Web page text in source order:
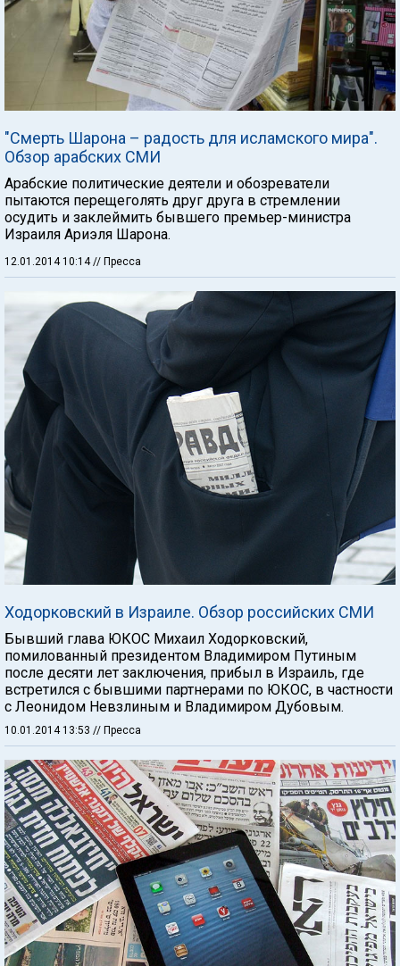
"Смерть Шарона – радость для исламского мира".
Обзор арабских СМИ
Арабские политические деятели и обозреватели
пытаются перещеголять друг друга в стремлении
осудить и заклеймить бывшего премьер-министра
Израиля Ариэля Шарона.
12.01.2014 10:14// Пресса
Ходорковский в Израиле. Обзор российских СМИ
Бывший глава ЮКОС Михаил Ходорковский,
помилованный президентом Владимиром Путиным
после десяти лет заключения, прибыл в Израиль, где
встретился с бывшими партнерами по ЮКОС, в частности
с Леонидом Невзлиным и Владимиром Дубовым.
10.01.2014 13:53 // Пресса